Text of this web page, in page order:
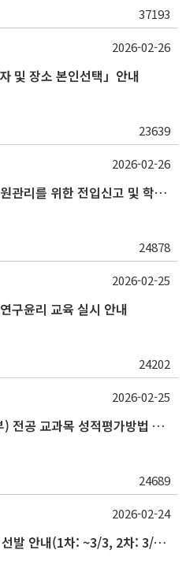
37193
및 장소 본인선택」안내
23639
2026-02-26
2026년 1학기 학생예비군 자원관리를 위한 전입신고 및 학생예비군훈련(기본훈련 1차훈련) 홍보 협조 요청
24878
2026-02-26
구윤리 교육 실시 안내
24202
2026-02-25
2026학년도 1학기 타 학과(부) 전공 교과목 성적평가방법 선택제 신청 안내
24689
2026-02-25
2026-1학기 선한인재장학생 선발 안내(1차: ~3/3, 2차: 3/22)
2026-02-24